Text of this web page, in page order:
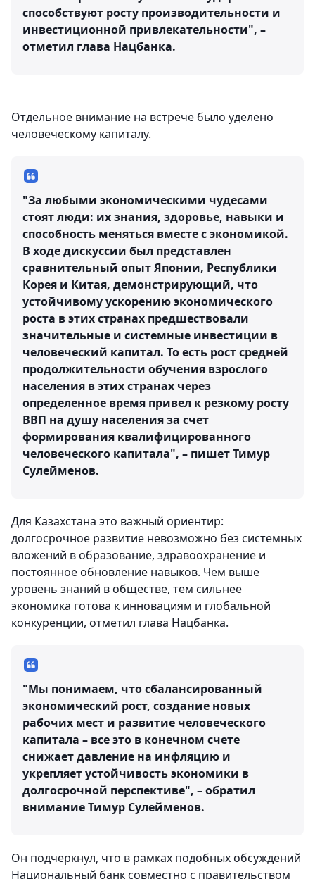
способствуют росту производительности и
инвестиционной привлекательности", –
отметил глава Нацбанка.
Отдельное внимание на встрече было уделено
человеческому капиталу.
"За любыми экономическими чудесами
стоят люди: их знания, здоровье, навыки и
способность меняться вместе с экономикой.
В ходе дискуссии был представлен
сравнительный опыт Японии, Республики
Корея и Китая, демонстрирующий, что
устойчивому ускорению экономического
роста в этих странах предшествовали
значительные и системные инвестиции в
человеческий капитал. То есть рост средней
продолжительности обучения взрослого
населения в этих странах через
определенное время привел к резкому росту
ВВП на душу населения за счет
формирования квалифицированного
человеческого капитала", – пишет Тимур
Сулейменов.
Для Казахстана это важный ориентир:
долгосрочное развитие невозможно без системных
вложений в образование, здравоохранение и
постоянное обновление навыков. Чем выше
уровень знаний в обществе, тем сильнее
экономика готова к инновациям и глобальной
конкуренции, отметил глава Нацбанка.
"Мы понимаем, что сбалансированный
экономический рост, создание новых
рабочих мест и развитие человеческого
капитала – все это в конечном счете
снижает давление на инфляцию и
укрепляет устойчивость экономики в
долгосрочной перспективе", – обратил
внимание Тимур Сулейменов.
Он подчеркнул, что в рамках подобных обсуждений
Национальный банк совместно с правительством